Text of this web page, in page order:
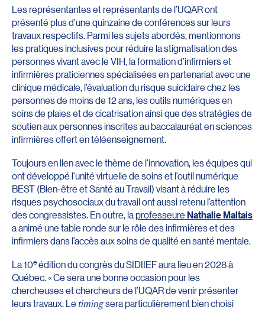
Les représentantes et représentants de l’UQAR ont
présenté plus d’une quinzaine de conférences sur leurs
travaux respectifs. Parmi les sujets abordés, mentionnons
les pratiques inclusives pour réduire la stigmatisation des
personnes vivant avec le VIH, la formation d’infirmiers et
infirmières praticiennes spécialisées en partenariat avec une
clinique médicale, l’évaluation du risque suicidaire chez les
personnes de moins de 12 ans, les outils numériques en
soins de plaies et de cicatrisation ainsi que des stratégies de
soutien aux personnes inscrites au baccalauréat en sciences
infirmières offert en téléenseignement.
Toujours en lien avec le thème de l’innovation, les équipes qui
ont développé l’unité virtuelle de soins et l’outil numérique
BEST (Bien-être et Santé au Travail) visant à réduire les
risques psychosociaux du travail ont aussi retenu l’attention
des congressistes. En outre, laprofesseureNathalie Maltais
a animé une table ronde sur le rôle des infirmières et des
infirmiers dans l’accès aux soins de qualité en santé mentale.
La 10eédition du congrès du SIDIIEF aura lieu en 2028 à
Québec. « Ce sera une bonne occasion pour les
chercheuses et chercheurs de l’UQAR de venir présenter
leurs travaux. Le timingsera particulièrement bien choisi